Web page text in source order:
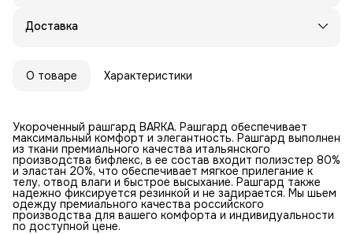
Доставка
О товаре Характеристики
Укороченный рашгард BARKA. Рашгард обеспечивает
максимальный комфорт и элегантность. Рашгард выполнен
из ткани премиального качества итальянского
производства бифлекс, в ее состав входит полиэстер 80%
и эластан 20%, что обеспечивает мягкое прилегание к
телу, отвод влаги и быстрое высыхание. Рашгард также
надежно фиксируется резинкой и не задирается. Мы шьем
одежду премиального качества российского
производства для вашего комфорта и индивидуальности
по доступной цене.